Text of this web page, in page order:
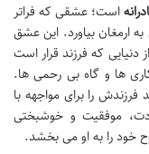
است؛ عشقی که فراتر
ارمغان بیاورد. این عشق
دنیایی که فرزند قرار است
ها و گاه بی رحمی ها.
را برای مواجهه با
موفقیت و خوشبختی
خود را به او می بخشد.